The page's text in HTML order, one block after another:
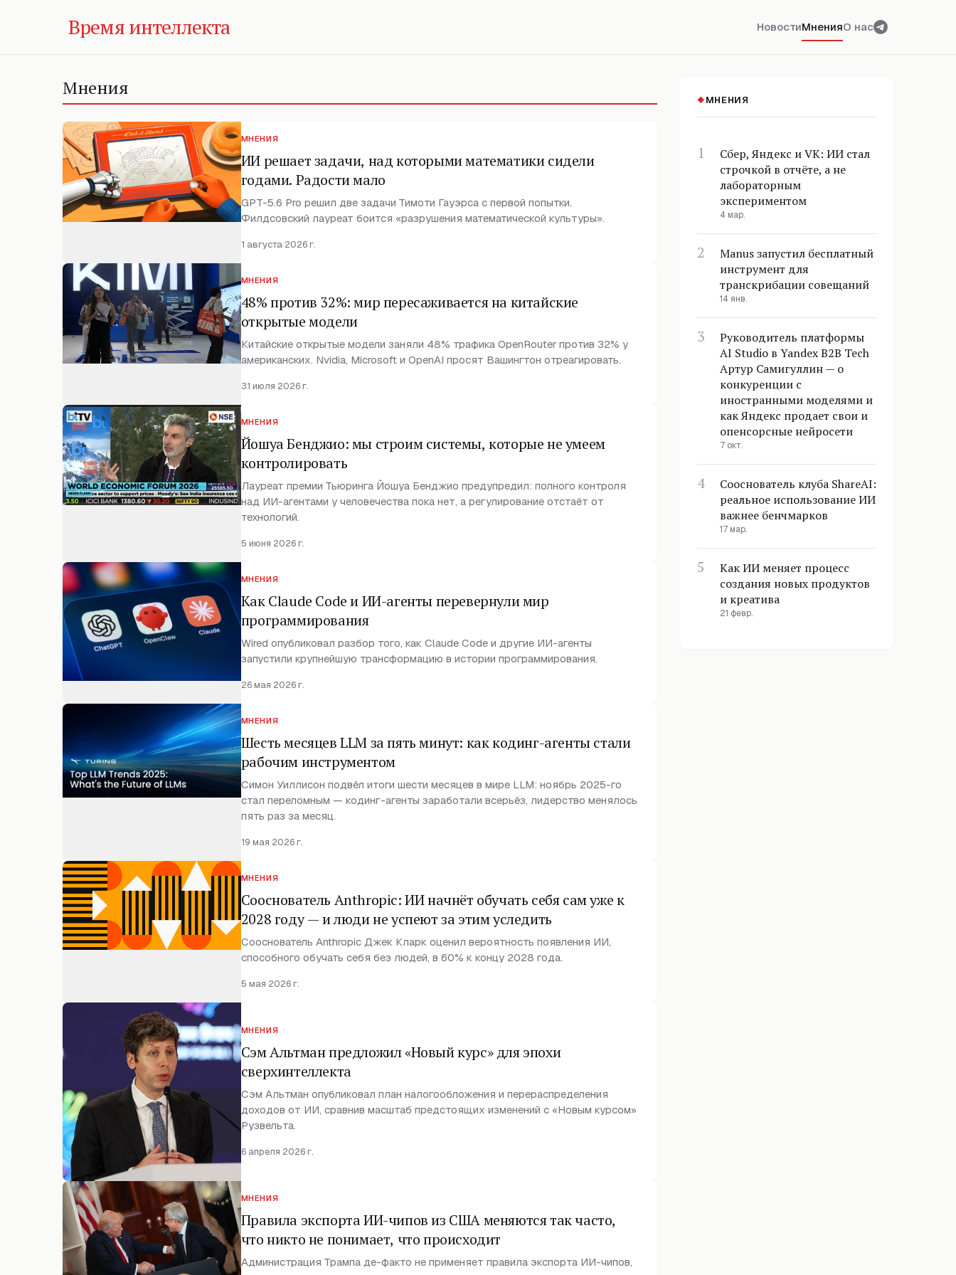
Время интеллекта НовостиМненияО нас
Мнения
МНЕНИЯ
ИИ решает задачи, над которыми математики сидели
годами. Радости мало
GPT-5.6 Pro решил две задачи Тимоти Гауэрса с первой попытки.
Филдсовский лауреат боится «разрушения математической культуры».
1 августа 2026 г.
МНЕНИЯ
48% против 32%: мир пересаживается на китайские
открытые модели
Китайские открытые модели заняли 48% трафика OpenRouter против 32% у
американских. Nvidia, Microsoft и OpenAI просят Вашингтон отреагировать.
31 июля 2026 г.
МНЕНИЯ
Йошуа Бенджио: мы строим системы, которые не умеем
контролировать
Лауреат премии Тьюринга Йошуа Бенджио предупредил: полного контроля
над ИИ-агентами у человечества пока нет, а регулирование отстаёт от
технологий.
5 июня 2026 г.
МНЕНИЯ
Как Claude Code и ИИ-агенты перевернули мир
программирования
Wired опубликовал разбор того, как Claude Code и другие ИИ-агенты
запустили крупнейшую трансформацию в истории программирования.
26 мая 2026 г.
МНЕНИЯ
Шесть месяцев LLM за пять минут: как кодинг-агенты стали
рабочим инструментом
Симон Уиллисон подвёл итоги шести месяцев в мире LLM: ноябрь 2025-го
стал переломным — кодинг-агенты заработали всерьёз, лидерство менялось
пять раз за месяц.
19 мая 2026 г.
МНЕНИЯ
Сооснователь Anthropic: ИИ начнёт обучать себя сам уже к
2028 году — и люди не успеют за этим уследить
Сооснователь Anthropic Джек Кларк оценил вероятность появления ИИ,
способного обучать себя без людей, в 60% к концу 2028 года.
5 мая 2026 г.
МНЕНИЯ
Сэм Альтман предложил «Новый курс» для эпохи
сверхинтеллекта
Сэм Альтман опубликовал план налогообложения и перераспределения
доходов от ИИ, сравнив масштаб предстоящих изменений с «Новым курсом»
Рузвельта.
6 апреля 2026 г.
МНЕНИЯ
Правила экспорта ИИ-чипов из США меняются так часто,
что никто не понимает, что происходит
Администрация Трампа де-факто не применяет правила экспорта ИИ-чипов,
◆ МНЕНИЯ
Сбер, Яндекс и VK: ИИ стал
строчкой в отчёте, а не
лабораторным
экспериментом
4 мар.
Manus запустил бесплатный
инструмент для
транскрибации совещаний
14 янв.
Руководитель платформы
AI Studio в Yandex B2B Tech
Артур Самигуллин — о
конкуренции с
иностранными моделями и
как Яндекс продает свои и
опенсорсные нейросети
7 окт.
Сооснователь клуба ShareAI:
реальное использование ИИ
важнее бенчмарков
17 мар.
Как ИИ меняет процесс
создания новых продуктов
и креатива
21 февр.